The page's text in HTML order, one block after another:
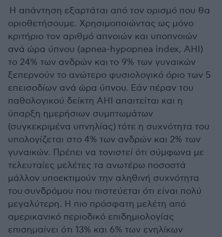
H απάντηση εξαρτάται από τον ορισμό που θα
οριοθετήσουμε. Χρησιμοποιώντας ως μόνο
κριτήριο τον αριθμό απνοιών και υποπνοιών
ανά ώρα ύπνου (apnea-hypopnea index, AHI)
το 24% των ανδρών και το 9% των γυναικών
ξεπερνούν το ανώτερο φυσιολογικό όριο των 5
επεισοδίων ανά ώρα ύπνου. Εάν πέραν του
παθολογικού δείκτη ΑΗΙ απαιτείται και η
ύπαρξη ημερήσιων συμπτωμάτων
(συγκεκριμένα υπνηλίας) τότε η συχνότητα του
υπολογίζεται στο 4% των ανδρών και 2% των
γυναικών. Πρέπει να τονιστεί ότι σύμφωνα με
τελευταίες μελέτες τα ανωτέρω ποσοστά
μάλλον υποεκτιμούν την αληθινή συχνότητα
του συνδρόμου που πιστεύεται ότι είναι πολύ
μεγαλύτερη. Η πιο πρόσφατη μελέτη από
αμερικανικό περιοδικό επιδημιολογίας
επισημαίνει ότι 13% και 6% των ενηλίκων